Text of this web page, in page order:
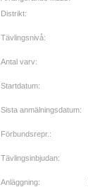
Distrikt:
Tävlingsnivå:
Antal varv:
Startdatum:
Sista anmälningsdatum:
Förbundsrepr.:
Tävlingsinbjudan:
Anläggning: